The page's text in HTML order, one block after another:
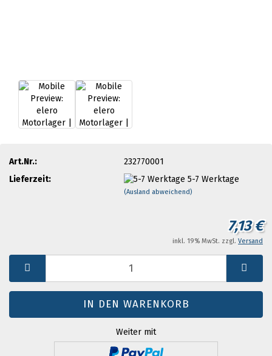
Art.Nr.:
232770001
Lieferzeit:
5-7 Werktage
(Ausland abweichend)
7,13 €
inkl. 19% MwSt. zzgl. Versand
Weiter mit